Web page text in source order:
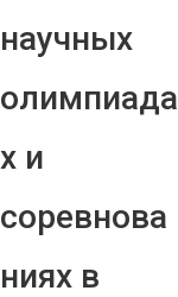
научных
олимпиада
х и
соревнова
ниях в